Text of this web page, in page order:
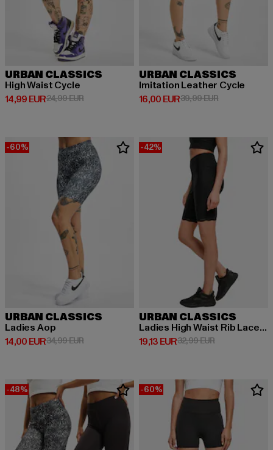
URBAN CLASSICS
High Waist Cycle
14,99 EUR
Prix courant: 14,99 EUR
24,99 EURPrix en promotion: 24,99 EUR
URBAN CLASSICS
Imitation Leather Cycle
16,00 EUR
Prix courant: 16,00 EUR
39,99 EURPrix en
-60%
URBAN CLASSICS
Ladies Aop
14,00 EUR
Prix courant: 14,00 EUR
34,99 EURPrix en promotion: 34,99 EUR
-42%
URBAN CLASSICS
Ladies High Waist Rib Lace Hem
19,13 EUR
Prix courant: 19,13 EUR
32,99 EURPrix en
-48% -60%